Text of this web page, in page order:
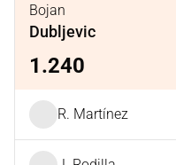
Bojan
Dubljevic
1.240
R. Martínez